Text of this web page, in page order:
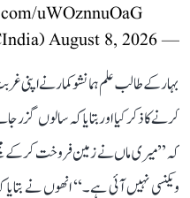
uWOznnuOaG
— Congress (@INCIndia)
August 8, 2026
بہار کے طالب علم ہمانشو کمار نے
کرنے کا ذکر کیا اور بتایا کہ سالوں گزر
ویکنسی نہیں آئی ہے۔‘‘ انھوں نے